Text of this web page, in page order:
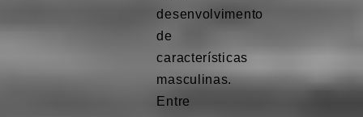
desenvolvimento
de
características
masculinas.
Entre